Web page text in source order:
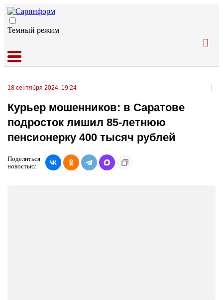
Темный режим
18 сентября 2024, 19:24
Курьер мошенников: в Саратове
подросток лишил 85-летнюю
пенсионерку 400 тысяч рублей
Поделиться
новостью: